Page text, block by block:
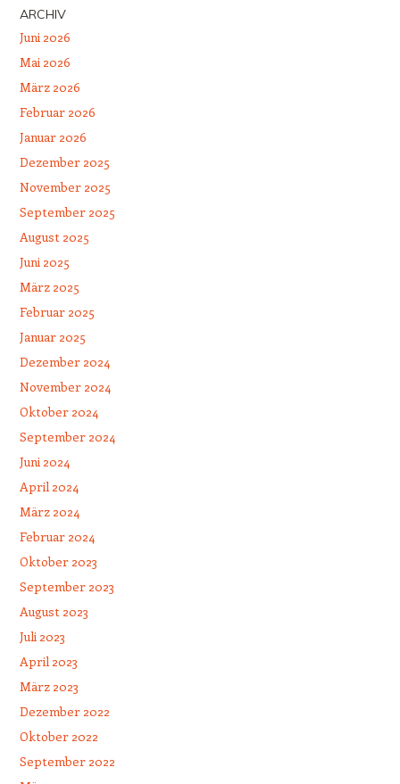
ARCHIV
Juni 2026
Mai 2026
März 2026
Februar 2026
Januar 2026
Dezember 2025
November 2025
September 2025
August 2025
Juni 2025
März 2025
Februar 2025
Januar 2025
Dezember 2024
November 2024
Oktober 2024
September 2024
Juni 2024
April 2024
März 2024
Februar 2024
Oktober 2023
September 2023
August 2023
Juli 2023
April 2023
März 2023
Dezember 2022
Oktober 2022
September 2022